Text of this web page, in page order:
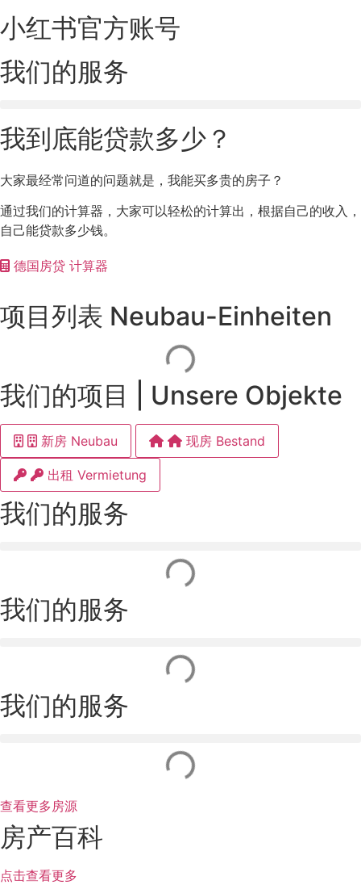
小红书官方账号
我们的服务
我到底能贷款多少？
大家最经常问道的问题就是，我能买多贵的房子？
通过我们的计算器，大家可以轻松的计算出，根据自己的收入，
自己能贷款多少钱。
德国房贷 计算器
项目列表 Neubau-Einheiten
我们的项目 | Unsere Objekte
新房 Neubau 现房 Bestand
出租 Vermietung
我们的服务
我们的服务
我们的服务
查看更多房源
房产百科
点击查看更多